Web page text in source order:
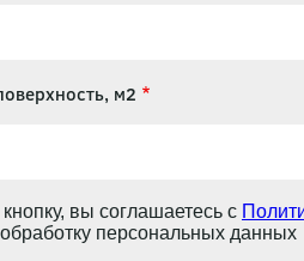
м2
вы соглашаетесь с
персональных данных